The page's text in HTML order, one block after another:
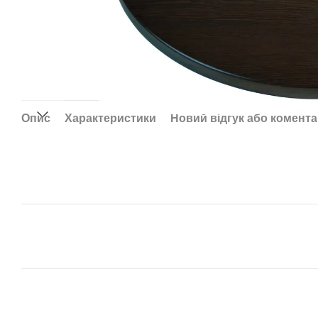
Опис Характеристики Новий відгук або